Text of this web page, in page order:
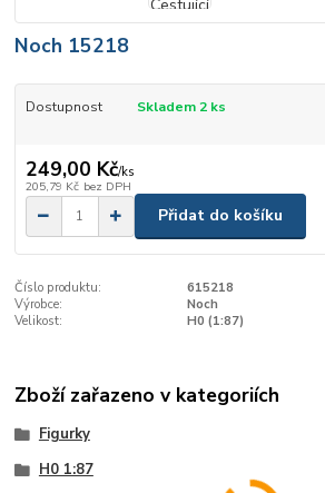
Noch 15218
Dostupnost Skladem 2 ks
249,00 Kč/ks
205,79 Kč bez DPH
Přidat do košíku
Číslo produktu:
615218
Výrobce:
Noch
Velikost:
H0 (1:87)
Zboží zařazeno v kategoriích
Figurky
H0 1:87